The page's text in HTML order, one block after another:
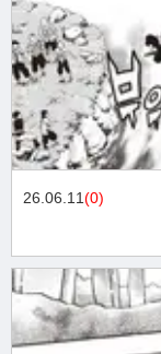
26.06.11(0)